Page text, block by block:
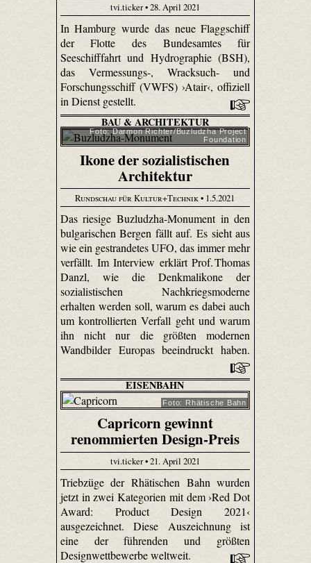
tvi.ticker • 28. April 2021
In Hamburg wurde das neue Flaggschiff
der Flotte des Bundesamtes für
Seeschifffahrt und Hydrographie (BSH),
das Vermessungs-, Wracksuch- und
Forschungsschiff (VWFS) ›Atair‹, offiziell
in Dienst gestellt.
BAU & ARCHITEKTUR
Foto: Darmon Richter/Buzludzha Project
Foundation
Ikone der sozialistischen
Architektur
Rundschau für Kultur+Technik• 1.5.2021
Das riesige Buzludzha-Monument in den
bulgarischen Bergen fällt auf. Es sieht aus
wie ein gestrandetes UFO, das immer mehr
verfällt. Im Interview erklärt Prof. Thomas
Danzl, wie die Denkmalikone der
sozialistischen Nachkriegsmoderne
erhalten werden soll, warum es dabei auch
um kontrollierten Verfall geht und warum
ihn nicht nur die größten modernen
Wandbilder Europas beeindruckt haben.
EISENBAHN
Foto: Rhätische Bahn
Capricorn gewinnt
renommierten Design-Preis
tvi.ticker • 21. April 2021
Triebzüge der Rhätischen Bahn wurden
jetzt in zwei Kategorien mit dem ›Red Dot
Award: Product Design 2021‹
ausgezeichnet. Diese Auszeichnung ist
eine der führenden und größten
Designwettbewerbe weltweit.